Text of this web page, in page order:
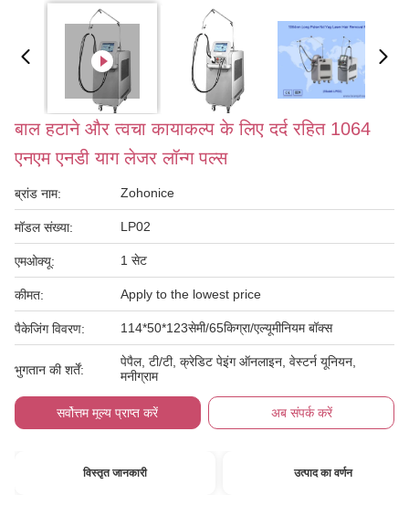
बाल हटाने और त्वचा कायाकल्प के लिए दर्द रहित 1064
एनएम एनडी याग लेजर लॉन्ग पल्स
ब्रांड नाम: Zohonice
मॉडल संख्या: LP02
एमओक्यू: 1 सेट
कीमत: Apply to the lowest price
पैकेजिंग विवरण: 114*50*123सेमी/65किग्रा/एल्यूमीनियम बॉक्स
भुगतान की शर्तें:
पेपैल, टी/टी, क्रेडिट पेइंग ऑनलाइन, वेस्टर्न यूनियन,
मनीग्राम
सर्वोत्तम मूल्य प्राप्त करें अब संपर्क करें
विस्तृत जानकारी उत्पाद का वर्णन